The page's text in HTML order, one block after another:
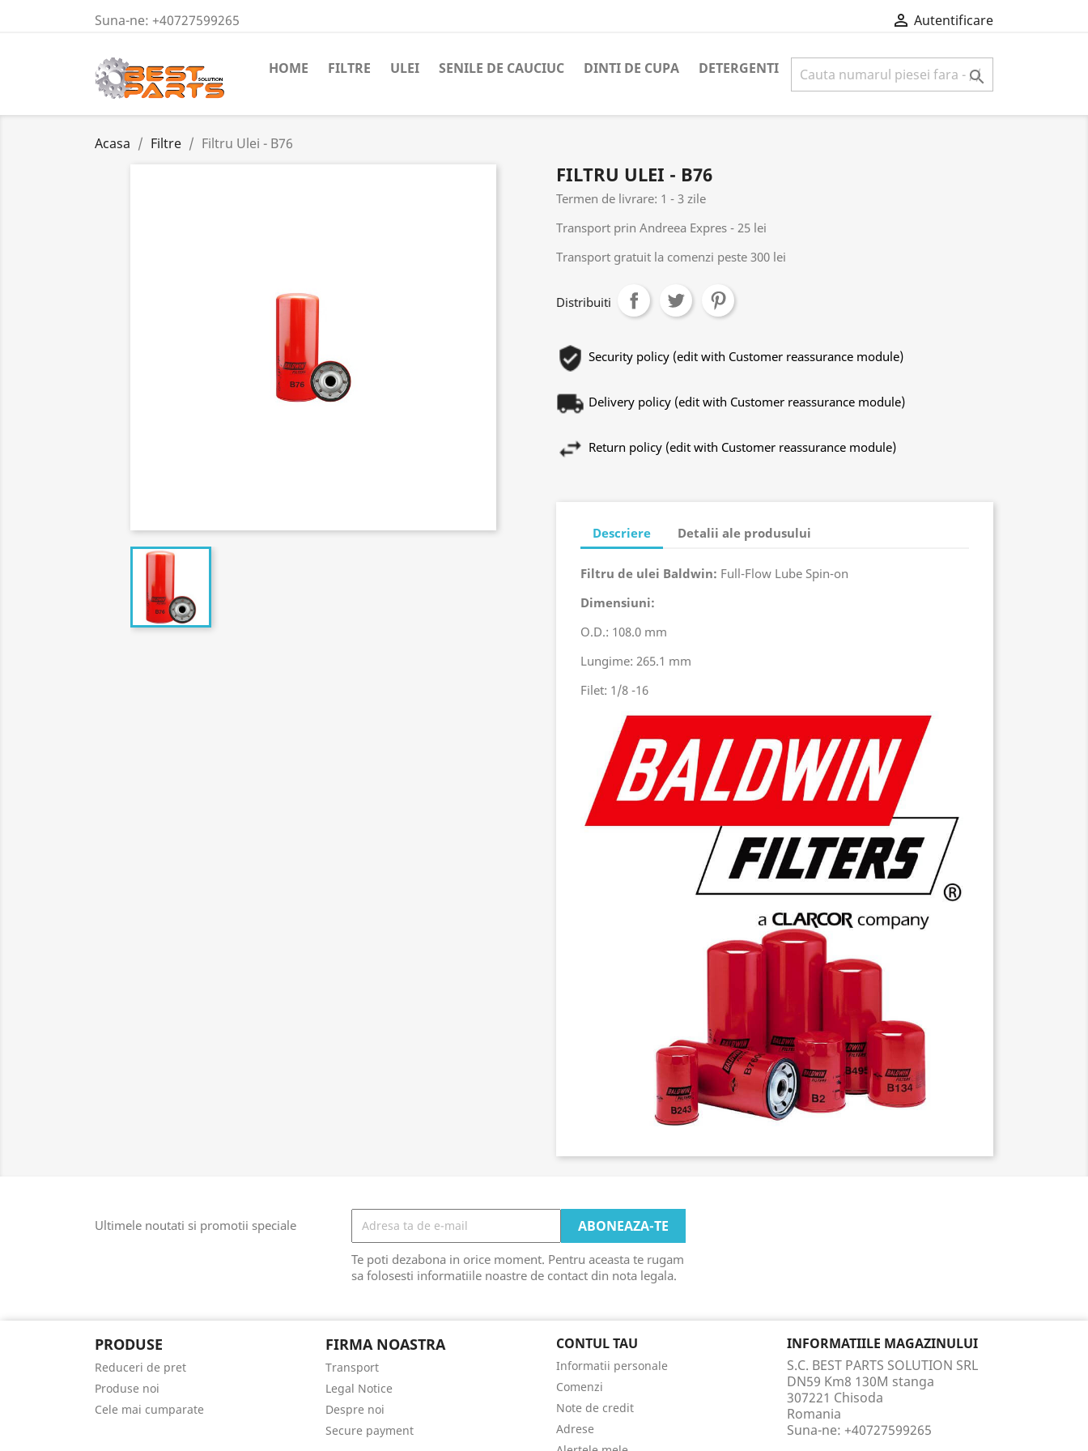
Suna-ne: +40727599265  Autentificare
HOME FILTRE ULEI SENILE DE CAUCIUC DINTI DE CUPA DETERGENTI 
Acasa Filtre Filtru Ulei - B76
FILTRU ULEI - B76
Termen de livrare: 1 - 3 zile
Transport prin Andreea Expres - 25 lei
Transport gratuit la comenzi peste 300 lei
Distribuiti
Security policy (edit with Customer reassurance module)
Delivery policy (edit with Customer reassurance module)
Return policy (edit with Customer reassurance module)
Descriere Detalii ale produsului
Filtru de ulei Baldwin: Full-Flow Lube Spin-on
Dimensiuni:
O.D.: 108.0 mm
Lungime: 265.1 mm
Filet: 1/8 -16
Ultimele noutati si promotii speciale
Te poti dezabona in orice moment. Pentru aceasta te rugam
sa folosesti informatiile noastre de contact din nota legala.
PRODUSE
Reduceri de pret
Produse noi
Cele mai cumparate
FIRMA NOASTRA
Transport
Legal Notice
Despre noi
Secure payment
CONTUL TAU
Informatii personale
Comenzi
Note de credit
Adrese
INFORMATIILE MAGAZINULUI
S.C. BEST PARTS SOLUTION SRL
DN59 Km8 130M stanga
307221 Chisoda
Romania
Suna-ne: +40727599265